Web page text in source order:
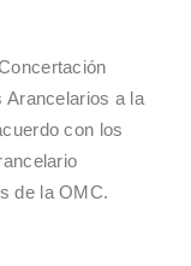
Arancelarios a la
con los
de la OMC.